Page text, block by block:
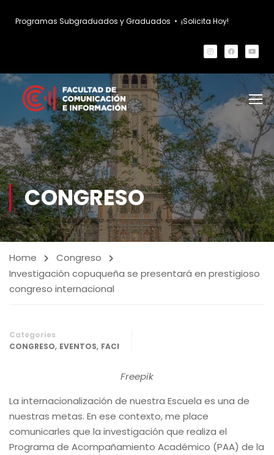
Programas Subgraduados y Graduados • ¡Solicita Hoy!
CONGRESO
Home
Congreso
Investigación copuqueña se presentará en prestigioso
congreso internacional
Categories
CONGRESO, EVENTOS, FACI
Freepik
La internacionalización de nuestra Escuela es una de
nuestras metas. En ese contexto, me place
comunicarles que la investigación que realiza el
Programa de Acompañamiento Académico (PAA) de la